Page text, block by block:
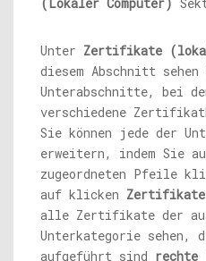
Unter Zertifikate
diesem Abschnitt sehen
Unterabschnitte, bei
verschiedene
Sie können jede der
erweitern, indem Sie
zugeordneten Pfeile
auf klicken Zertifikate
alle Zertifikate der
Unterkategorie sehen,
aufgeführt sind rechte